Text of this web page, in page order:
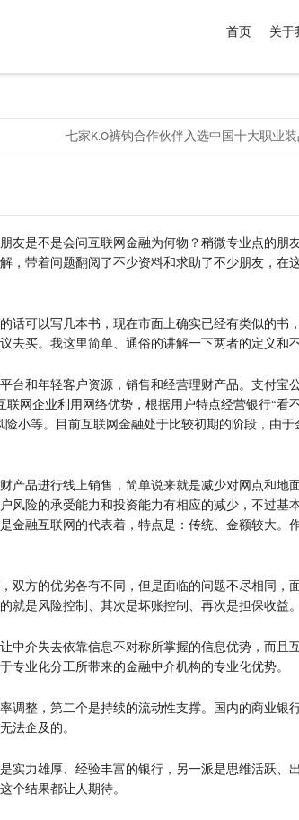
商品，品牌为
首页 关于
七家K.O裤钩合作伙伴入选中国十大职业
友是不是会问互联网金融为何物？稍微专业点的朋
，带着问题翻阅了不少资料和求助了不少朋友，在
话可以写几本书，现在市面上确实已经有类似的书
买。我这里简单、通俗的讲解一下两者的定义和不
台和年轻客户资源，销售和经营理财产品。支付宝
网企业利用网络优势，根据用户特点经营银行“看
小等。目前互联网金融处于比较初期的阶段，由于
产品进行线上销售，简单说来就是减少对网点和地
风险的承受能力和投资能力有相应的减少，不过基
金融互联网的代表着，特点是：传统、金额较大。
双方的优劣各有不同，但是面临的问题不尽相同，
是风险控制、其次是坏账控制、再次是担保收益。
中介失去依靠信息不对称所掌握的信息优势，而且
业化分工所带来的金融中介机构的专业化优势。
调整，第二个是持续的流动性支撑。国内的商业银
法企及的。
实力雄厚、经验丰富的银行，另一派是思维活跃、
个结果都让人期待。